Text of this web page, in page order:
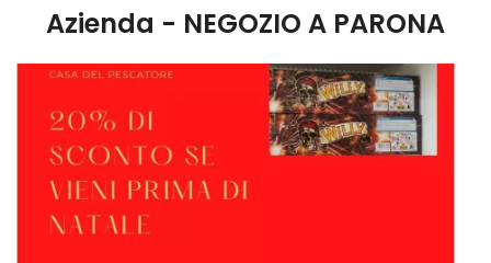
Azienda - NEGOZIO A PARONA